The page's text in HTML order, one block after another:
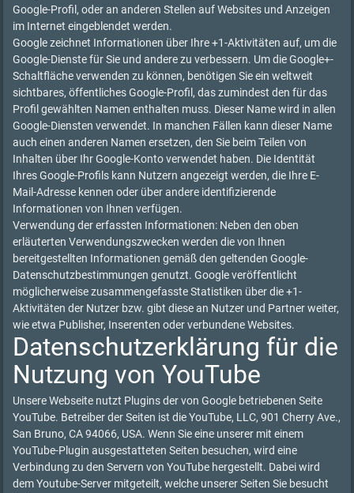
Google-Profil, oder an anderen Stellen auf Websites und Anzeigen
im Internet eingeblendet werden.
Google zeichnet Informationen über Ihre +1-Aktivitäten auf, um die
Google-Dienste für Sie und andere zu verbessern. Um die Google+-
Schaltfläche verwenden zu können, benötigen Sie ein weltweit
sichtbares, öffentliches Google-Profil, das zumindest den für das
Profil gewählten Namen enthalten muss. Dieser Name wird in allen
Google-Diensten verwendet. In manchen Fällen kann dieser Name
auch einen anderen Namen ersetzen, den Sie beim Teilen von
Inhalten über Ihr Google-Konto verwendet haben. Die Identität
Ihres Google-Profils kann Nutzern angezeigt werden, die Ihre E-
Mail-Adresse kennen oder über andere identifizierende
Informationen von Ihnen verfügen.
Verwendung der erfassten Informationen: Neben den oben
erläuterten Verwendungszwecken werden die von Ihnen
bereitgestellten Informationen gemäß den geltenden Google-
Datenschutzbestimmungen genutzt. Google veröffentlicht
möglicherweise zusammengefasste Statistiken über die +1-
Aktivitäten der Nutzer bzw. gibt diese an Nutzer und Partner weiter,
wie etwa Publisher, Inserenten oder verbundene Websites.
Datenschutzerklärung für die
Nutzung von YouTube
Unsere Webseite nutzt Plugins der von Google betriebenen Seite
YouTube. Betreiber der Seiten ist die YouTube, LLC, 901 Cherry Ave.,
San Bruno, CA 94066, USA. Wenn Sie eine unserer mit einem
YouTube-Plugin ausgestatteten Seiten besuchen, wird eine
Verbindung zu den Servern von YouTube hergestellt. Dabei wird
dem Youtube-Server mitgeteilt, welche unserer Seiten Sie besucht